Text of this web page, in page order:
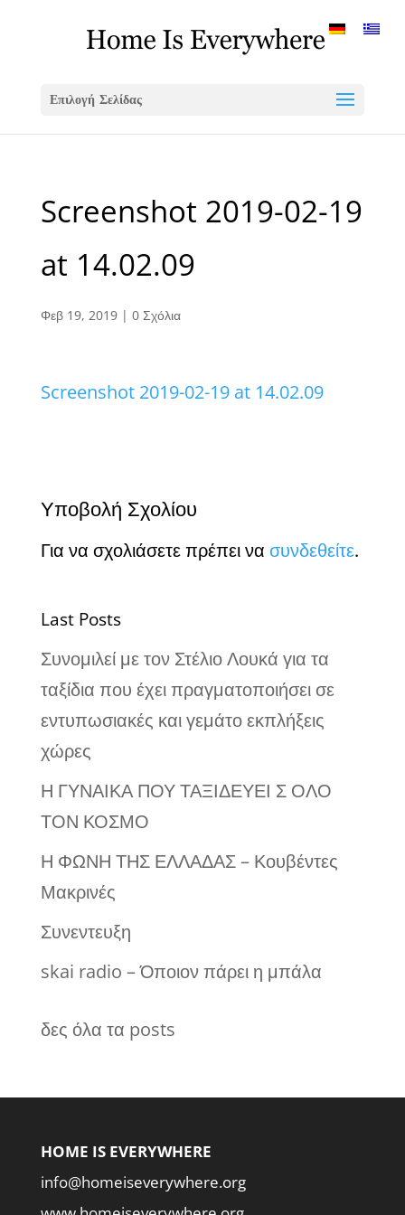
Επιλογή Σελίδας
Screenshot 2019-02-19
at 14.02.09
Φεβ 19, 2019| 0 Σχόλια
Screenshot 2019-02-19 at 14.02.09
Υποβολή Σχολίου
Για να σχολιάσετε πρέπει να συνδεθείτε.
Last Posts
Συνομιλεί με τον Στέλιο Λουκά για τα
ταξίδια που έχει πραγματοποιήσει σε
εντυπωσιακές και γεμάτο εκπλήξεις
χώρες
Η ΓΥΝΑΙΚΑ ΠΟΥ ΤΑΞΙΔΕΥΕΙ Σ ΟΛΟ
ΤΟΝ ΚΟΣΜΟ
Η ΦΩΝΗ ΤΗΣ ΕΛΛΑΔΑΣ – Κουβέντες
Μακρινές
Συνεντευξη
skai radio – Όποιον πάρει η μπάλα
δες όλα τα posts
HOME IS EVERYWHERE
info@homeiseverywhere.org